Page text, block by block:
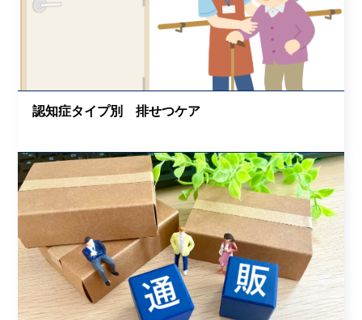
認知症タイプ別 排せつケア